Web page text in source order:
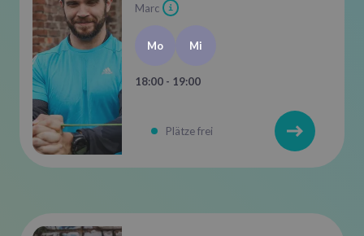
Marc
i
Mo Mi
18:00 - 19:00
Plätze frei